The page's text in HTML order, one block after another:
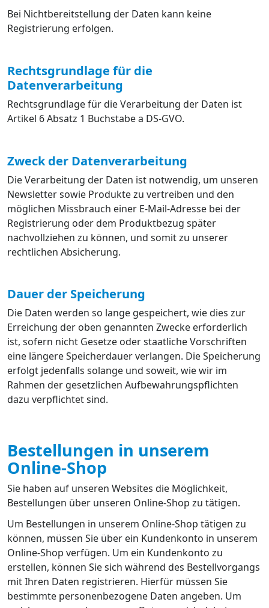
Bei Nichtbereitstellung der Daten kann keine
Registrierung erfolgen.
Rechtsgrundlage für die
Datenverarbeitung
Rechtsgrundlage für die Verarbeitung der Daten ist
Artikel 6 Absatz 1 Buchstabe a DS-GVO.
Zweck der Datenverarbeitung
Die Verarbeitung der Daten ist notwendig, um unseren
Newsletter sowie Produkte zu vertreiben und den
möglichen Missbrauch einer E-Mail-Adresse bei der
Registrierung oder dem Produktbezug später
nachvollziehen zu können, und somit zu unserer
rechtlichen Absicherung.
Dauer der Speicherung
Die Daten werden so lange gespeichert, wie dies zur
Erreichung der oben genannten Zwecke erforderlich
ist, sofern nicht Gesetze oder staatliche Vorschriften
eine längere Speicherdauer verlangen. Die Speicherung
erfolgt jedenfalls solange und soweit, wie wir im
Rahmen der gesetzlichen Aufbewahrungspflichten
dazu verpflichtet sind.
Bestellungen in unserem
Online-Shop
Sie haben auf unseren Websites die Möglichkeit,
Bestellungen über unseren Online-Shop zu tätigen.
Um Bestellungen in unserem Online-Shop tätigen zu
können, müssen Sie über ein Kundenkonto in unserem
Online-Shop verfügen. Um ein Kundenkonto zu
erstellen, können Sie sich während des Bestellvorgangs
mit Ihren Daten registrieren. Hierfür müssen Sie
bestimmte personenbezogene Daten angeben. Um